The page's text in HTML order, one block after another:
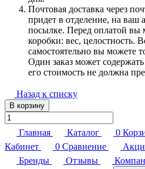
Почтовая доставка через
придет в отделение, на ваш
посылке. Перед оплатой вы
коробки: вес, целостность.
самостоятельно вы можете
Один заказ может
его стоимость не должна
Назад к списку
В корзину
Главная Каталог 0
Кабинет
0 Сравнение
Бренды
Отзывы